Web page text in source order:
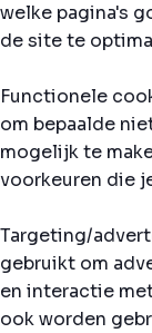
welke pagina's
de site te
Functionele
om bepaalde
mogelijk te
voorkeuren die
Targeting/
gebruikt om
en interactie
ook worden